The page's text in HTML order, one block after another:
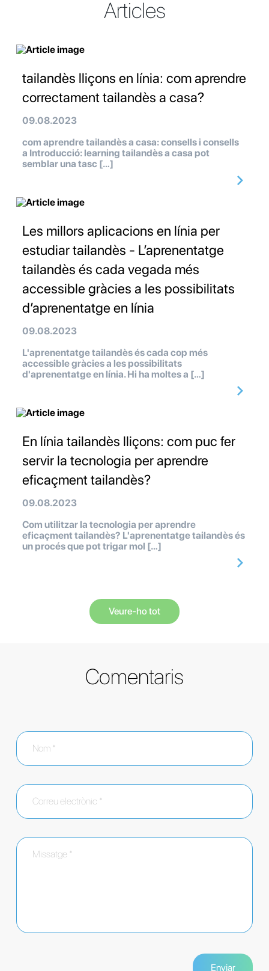
Articles
tailandès lliçons en línia: com aprendre
correctament tailandès a casa?
09.08.2023
com aprendre tailandès a casa: consells i consells
a Introducció: learning tailandès a casa pot
semblar una tasc […]
Les millors aplicacions en línia per
estudiar tailandès - L’aprenentatge
tailandès és cada vegada més
accessible gràcies a les possibilitats
d’aprenentatge en línia
09.08.2023
L'aprenentatge tailandès és cada cop més
accessible gràcies a les possibilitats
d'aprenentatge en línia. Hi ha moltes a […]
En línia tailandès lliçons: com puc fer
servir la tecnologia per aprendre
eficaçment tailandès?
09.08.2023
Com utilitzar la tecnologia per aprendre
eficaçment tailandès? L'aprenentatge tailandès és
un procés que pot trigar mol […]
Veure-ho tot
Comentaris